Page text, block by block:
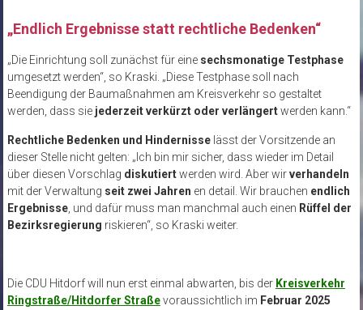
„Endlich Ergebnisse statt rechtliche Bedenken“
„Die Einrichtung soll zunächst für eine sechsmonatige Testphase
umgesetzt werden“, so Kraski. „Diese Testphase soll nach
Beendigung der Baumaßnahmen am Kreisverkehr so gestaltet
werden, dass sie jederzeit verkürzt oder verlängertwerden kann.“
Rechtliche Bedenken und Hindernisselässt der Vorsitzende an
dieser Stelle nicht gelten: „Ich bin mir sicher, dass wieder im Detail
über diesen Vorschlag diskutiertwerden wird. Aber wirverhandeln
mit der Verwaltung seit zwei Jahren en detail. Wir brauchen endlich
Ergebnisse, und dafür muss man manchmal auch einen Rüffel der
Bezirksregierung riskieren“, so Kraski weiter.
Die CDU Hitdorf will nun erst einmal abwarten, bis der Kreisverkehr
Ringstraße/Hitdorfer Straßevoraussichtlich im Februar 2025